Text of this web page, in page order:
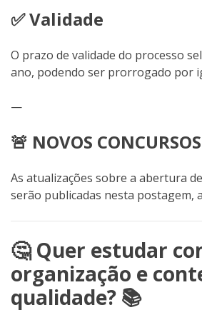
✅ Validade
O prazo de validade do processo
ano, podendo ser prorrogado por
—
🚨 NOVOS
As atualizações sobre a abertura
serão publicadas nesta postagem,
🤔 Quer estudar
organização e
qualidade? 📚